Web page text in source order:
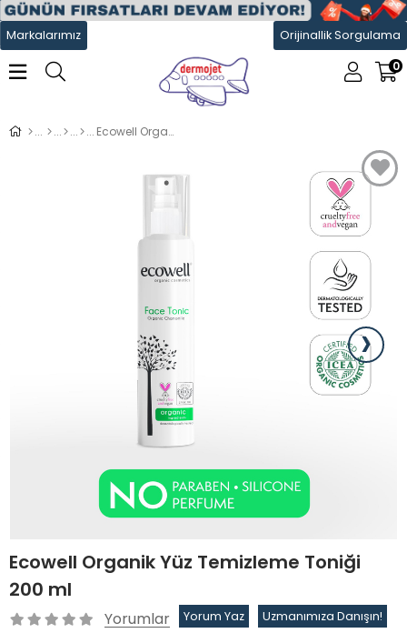
Markalarımız
Orijinallik Sorgulama
0
Ecowell Organik Yüz Temizleme Toniği 200 ml
›
Ecowell Organik Yüz Temizleme Toniği
200 ml
Yorumlar Yorum Yaz Uzmanımıza Danışın!